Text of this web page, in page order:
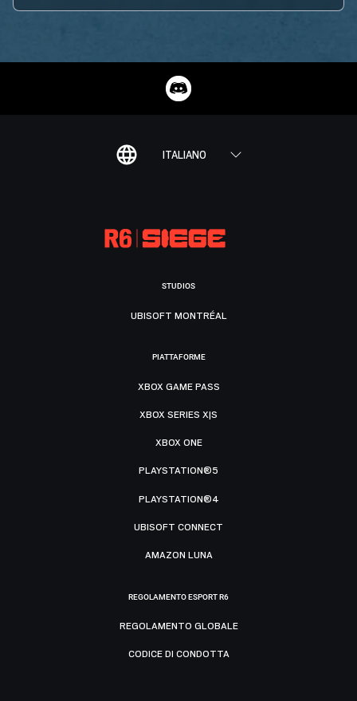
ITALIANO
STUDIOS
UBISOFT MONTRÉAL
PIATTAFORME
XBOX GAME PASS
XBOX SERIES X|S
XBOX ONE
PLAYSTATION®5
PLAYSTATION®4
UBISOFT CONNECT
AMAZON LUNA
REGOLAMENTO ESPORT R6
REGOLAMENTO GLOBALE
CODICE DI CONDOTTA